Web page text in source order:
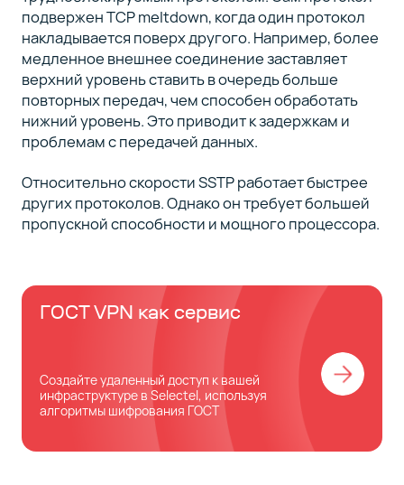
подвержен TCP meltdown, когда один протокол
накладывается поверх другого. Например, более
медленное внешнее соединение заставляет
верхний уровень ставить в очередь больше
повторных передач, чем способен обработать
нижний уровень. Это приводит к задержкам и
проблемам с передачей данных.
Относительно скорости SSTP работает быстрее
других протоколов. Однако он требует большей
пропускной способности и мощного процессора.
ГОСТ VPN как сервис
Создайте удаленный доступ к вашей
инфраструктуре в Selectel, используя
алгоритмы шифрования ГОСТ